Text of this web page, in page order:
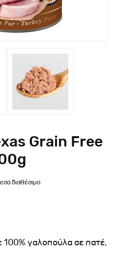
Grain Free
διαθέσιμο
γαλοπούλα σε πατέ,